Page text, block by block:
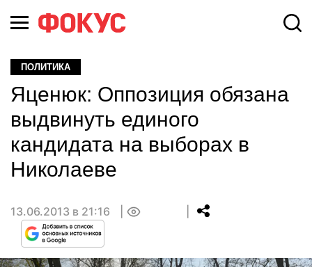
ПОЛИТИКА
Яценюк: Оппозиция обязана
выдвинуть единого
кандидата на выборах в
Николаеве
13.06.2013 в 21:16